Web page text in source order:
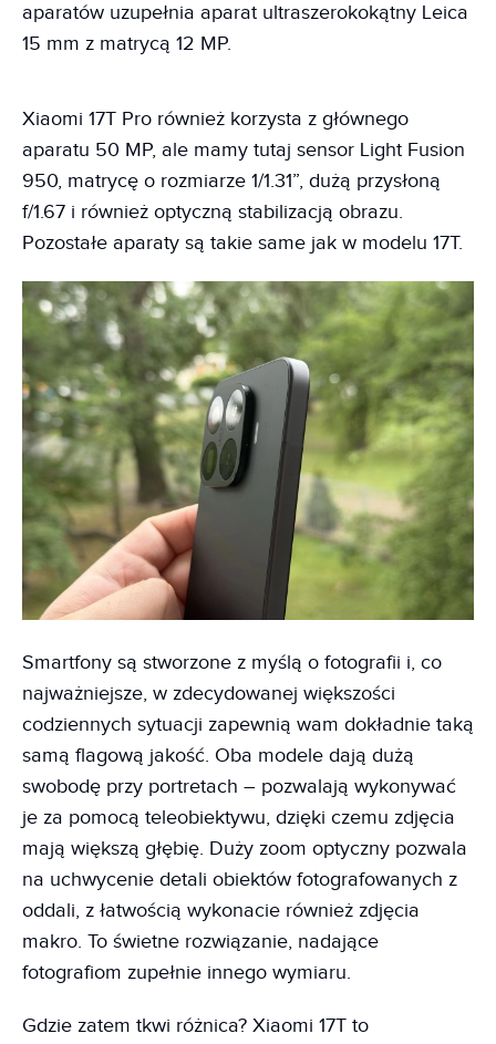
aparatów uzupełnia aparat ultraszerokokątny Leica
15 mm z matrycą 12 MP.
Xiaomi 17T Pro również korzysta z głównego
aparatu 50 MP, ale mamy tutaj sensor Light Fusion
950, matrycę o rozmiarze 1/1.31”, dużą przysłoną
f/1.67 i również optyczną stabilizacją obrazu.
Pozostałe aparaty są takie same jak w modelu 17T.
Smartfony są stworzone z myślą o fotografii i, co
najważniejsze, w zdecydowanej większości
codziennych sytuacji zapewnią wam dokładnie taką
samą flagową jakość. Oba modele dają dużą
swobodę przy portretach – pozwalają wykonywać
je za pomocą teleobiektywu, dzięki czemu zdjęcia
mają większą głębię. Duży zoom optyczny pozwala
na uchwycenie detali obiektów fotografowanych z
oddali, z łatwością wykonacie również zdjęcia
makro. To świetne rozwiązanie, nadające
fotografiom zupełnie innego wymiaru.
Gdzie zatem tkwi różnica? Xiaomi 17T to